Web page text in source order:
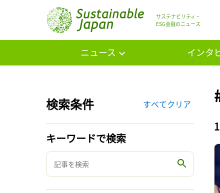
サステナビリティ・
ESG金融のニュース
ニュース インタ
検索条件 すべてクリア
キーワードで検索